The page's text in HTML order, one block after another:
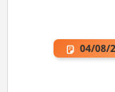
04/08/